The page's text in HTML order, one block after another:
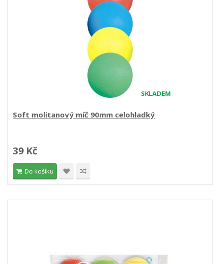
SKLADEM
Soft molitanový míč 90mm celohladký
39 Kč
Do košíku